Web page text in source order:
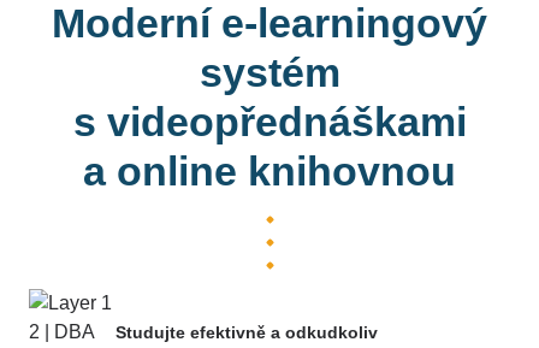
Moderní e-learningový
systém
s videopřednáškami
a online knihovnou
Studujte efektivně a odkudkoliv